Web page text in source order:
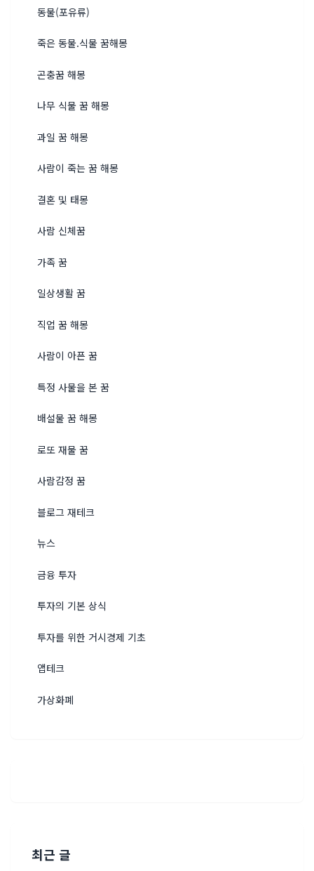
동물(포유류)
죽은 동물.식물 꿈해몽
곤충꿈 해몽
나무 식물 꿈 해몽
과일 꿈 해몽
사람이 죽는 꿈 해몽
결혼 및 태몽
사람 신체꿈
가족 꿈
일상생활 꿈
직업 꿈 해몽
사람이 아픈 꿈
특정 사물을 본 꿈
배설물 꿈 해몽
로또 재물 꿈
사람감정 꿈
블로그 재테크
뉴스
금융 투자
투자의 기본 상식
투자를 위한 거시경제 기초
앱테크
가상화폐
최근 글